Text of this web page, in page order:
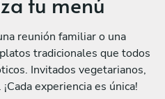
reunión familiar o una
tradicionales que todos
Invitados vegetarianos,
experiencia es única!